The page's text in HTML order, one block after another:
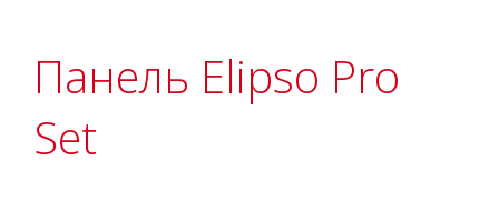
Панель Elipso Pro
Set